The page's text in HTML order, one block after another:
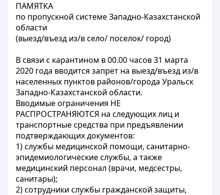
ПАМЯТКА
по пропускной системе Западно-Казахстанской
области
(выезд/въезд из/в село/ поселок/ город)
В связи с карантином в 00.00 часов 31 марта
2020 года вводится запрет на выезд/въезд из/в
населенных пунктов районов/города Уральск
Западно-Казахстанской области.
Вводимые ограничения НЕ
РАСПРОСТРАНЯЮТСЯ на следующих лиц и
транспортные средства при предъявлении
подтверждающих документов:
1) службы медицинской помощи, санитарно-
эпидемиологические службы, а также
медицинский персонал (врачи, медсестры,
санитары);
2) сотрудники службы гражданской защиты,